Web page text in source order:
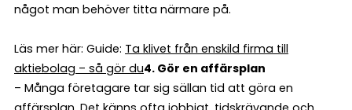
något man behöver titta närmare på.
Läs mer här: Guide: Ta klivet från enskild firma till
aktiebolag – så gör du4. Gör en affärsplan
– Många företagare tar sig sällan tid att göra en